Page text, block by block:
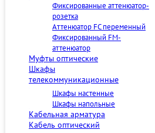
Фиксированные аттенюатор-
розетка
Аттенюатор FC переменный
Фиксированный FM-
аттенюатор
Муфты оптические
Шкафы
телекоммуникационные
Шкафы настенные
Шкафы напольные
Кабельная арматура
Кабель оптический